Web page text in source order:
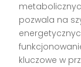
pozwala na
kluczowe w